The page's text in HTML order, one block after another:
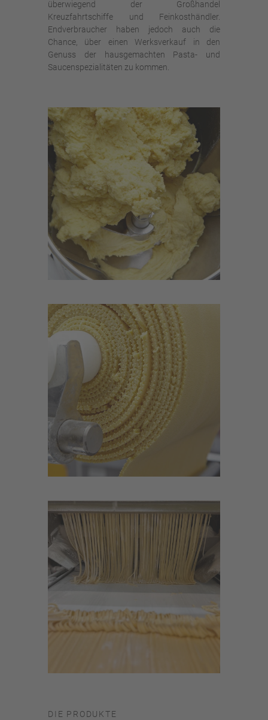
überwiegend der Großhandel
Kreuzfahrtschiffe und Feinkosthändler.
Endverbraucher haben jedoch auch die
Chance, über einen Werksverkauf in den
Genuss der hausgemachten Pasta- und
Saucenspezialitäten zu kommen.
DIE PRODUKTE